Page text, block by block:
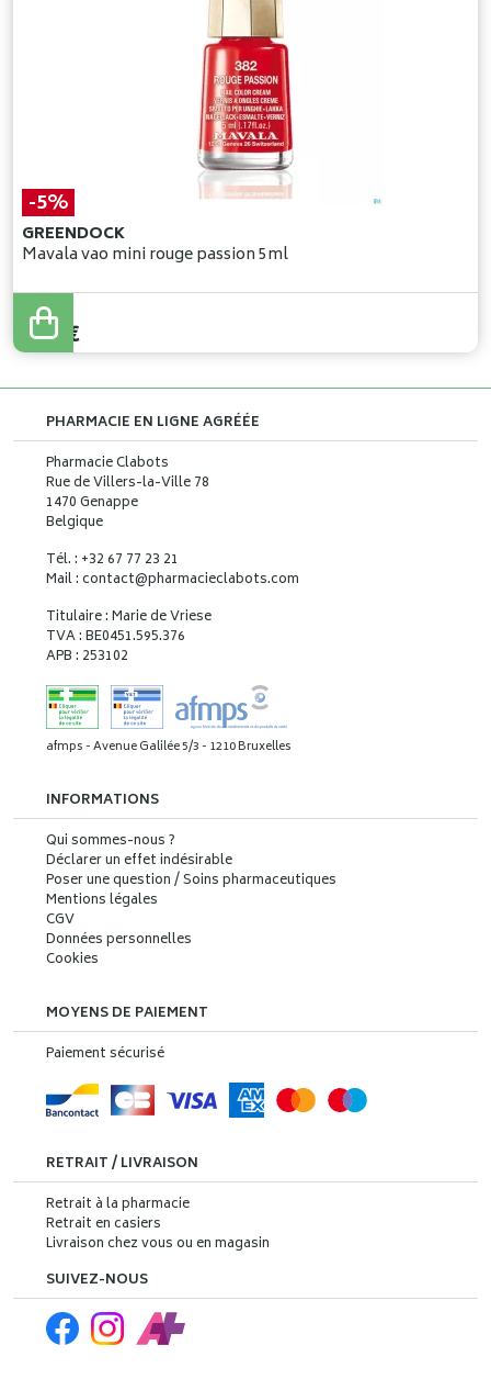
-5%
GREENDOCK
Mavala vao mini rouge passion 5ml
6,99€
6,64 €
PHARMACIE EN LIGNE AGRÉÉE
Pharmacie Clabots
Rue de Villers-la-Ville 78
1470 Genappe
Belgique
Tél. : +32 67 77 23 21
Mail : contact@pharmacieclabots.com
Titulaire : Marie de Vriese
TVA : BE0451.595.376
APB : 253102
afmps - Avenue Galilée 5/3 - 1210 Bruxelles
INFORMATIONS
Qui sommes-nous ?
Déclarer un effet indésirable
Poser une question / Soins pharmaceutiques
Mentions légales
CGV
Données personnelles
Cookies
MOYENS DE PAIEMENT
Paiement sécurisé
RETRAIT / LIVRAISON
Retrait à la pharmacie
Retrait en casiers
Livraison chez vous ou en magasin
SUIVEZ-NOUS